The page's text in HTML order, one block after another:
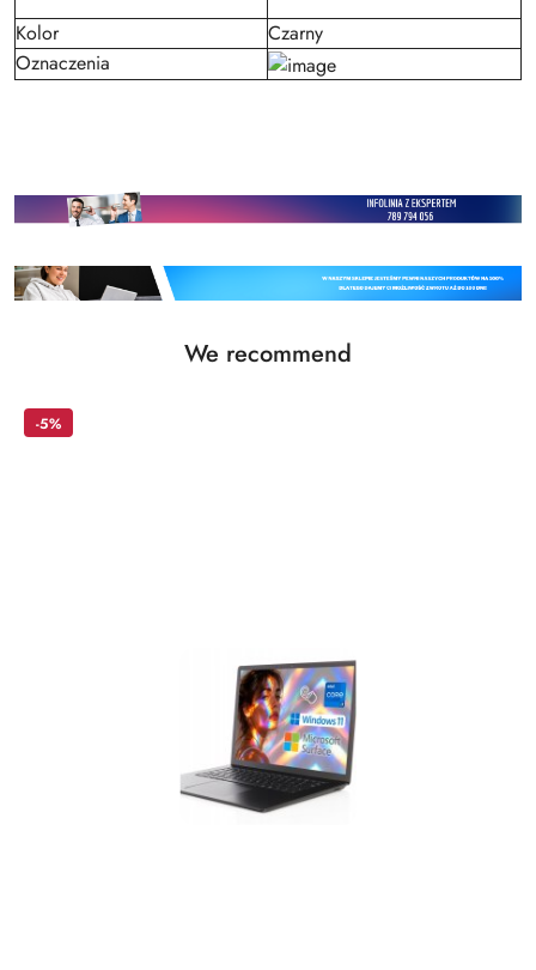
Kolor
Czarny
Oznaczenia
Skip the carousel of products
Status
We recommend
-5%